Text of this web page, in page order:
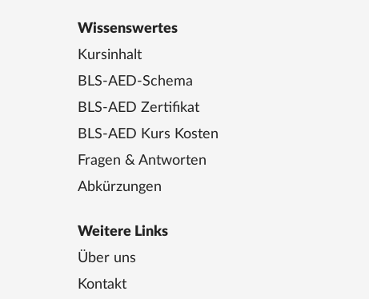
Wissenswertes
Kursinhalt
BLS-AED-Schema
BLS-AED Zertifikat
BLS-AED Kurs Kosten
Fragen & Antworten
Abkürzungen
Weitere Links
Über uns
Kontakt